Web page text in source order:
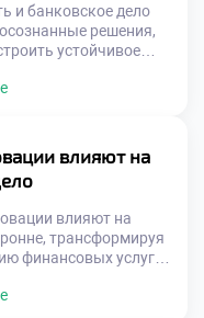
и банковское дело
решения,
устойчивое
и условий
важную роль в
у молодёжи.
влияют на
влияют на
трансформируя
финансовых услуг.
где клиент